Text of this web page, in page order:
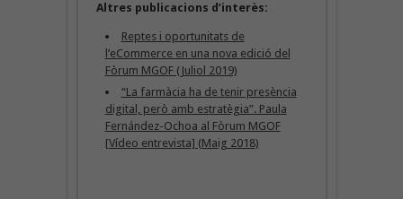
Altres publicacions d’interès:
Reptes i oportunitats de
l’eCommerce en una nova edició del
Fòrum MGOF (Juliol 2019)
“La farmàcia ha de tenir presència
digital, però amb estratègia”. Paula
Fernández-Ochoa al Fòrum MGOF
[Vídeo entrevista] (Maig 2018)